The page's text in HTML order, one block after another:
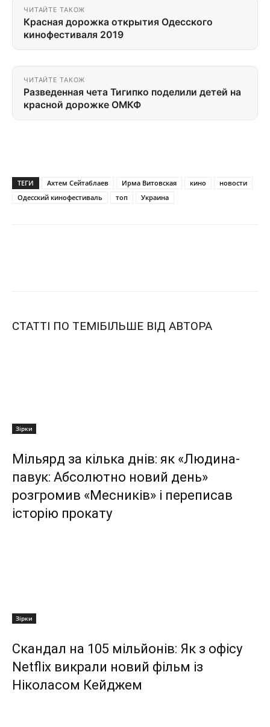
ЧИТАЙТЕ ТАКОЖ
Красная дорожка открытия Одесского
кинофестиваля 2019
ЧИТАЙТЕ ТАКОЖ
Разведенная чета Тигипко поделили детей на
красной дорожке ОМКФ
ТЕГИ Ахтем Сейтаблаев Ирма Витовская кино
новости
Одесский кинофестиваль
топ Украина
СТАТТІ ПО ТЕМІБІЛЬШЕ ВІД АВТОРА
Зірки
Мільярд за кілька днів: як «Людина-
павук: Абсолютно новий день»
розгромив «Месників» і переписав
історію прокату
Зірки
Скандал на 105 мільйонів: Як з офісу
Netflix викрали новий фільм із
Ніколасом Кейджем